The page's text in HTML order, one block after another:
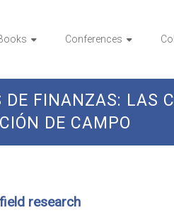
Conferences
FINANZAS: LAS
DE CAMPO
research